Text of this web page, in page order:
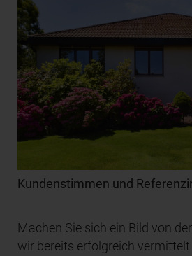
Kundenstimmen und
Machen Sie sich ein Bild von
wir bereits erfolgreich vermittelt